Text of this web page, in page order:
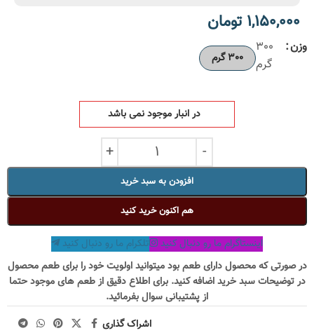
1,150,000 تومان
وزن
300
گرم
300 گرم
در انبار موجود نمی باشد
افزودن به سبد خرید
هم اکنون خرید کنید
اینستاگرام ما رو دنبال کنید
تلکرام ما رو دنبال کنید
در صورتی که محصول دارای طعم بود میتوانید اولویت خود را برای طعم محصول
در توضیحات سبد خرید اضافه کنید. برای اطلاع دقیق از طعم های موجود حتما
از پشتیبانی سوال بفرمائید.
اشراک گذاری